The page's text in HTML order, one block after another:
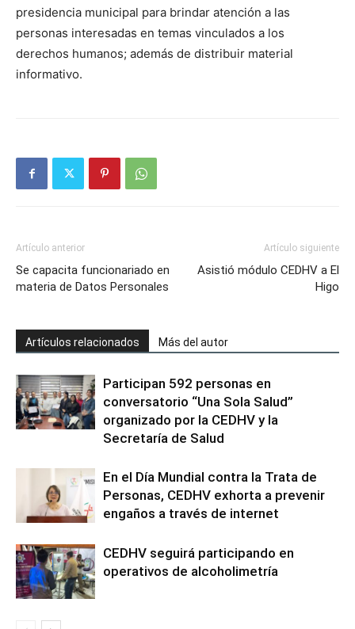
presidencia municipal para brindar atención a las
personas interesadas en temas vinculados a los
derechos humanos; además de distribuir material
informativo.
Artículo anterior
Se capacita funcionariado en
materia de Datos Personales
Artículo siguiente
Asistió módulo CEDHV a El
Higo
Artículos relacionados Más del autor
Participan 592 personas en
conversatorio “Una Sola Salud”
organizado por la CEDHV y la
Secretaría de Salud
En el Día Mundial contra la Trata de
Personas, CEDHV exhorta a prevenir
engaños a través de internet
CEDHV seguirá participando en
operativos de alcoholimetría